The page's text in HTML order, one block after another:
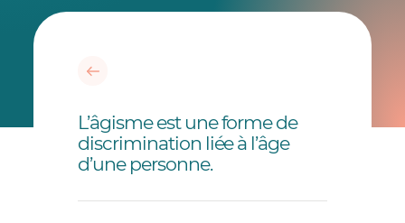
L’âgisme est une forme de
discrimination liée à l’âge
d’une personne.